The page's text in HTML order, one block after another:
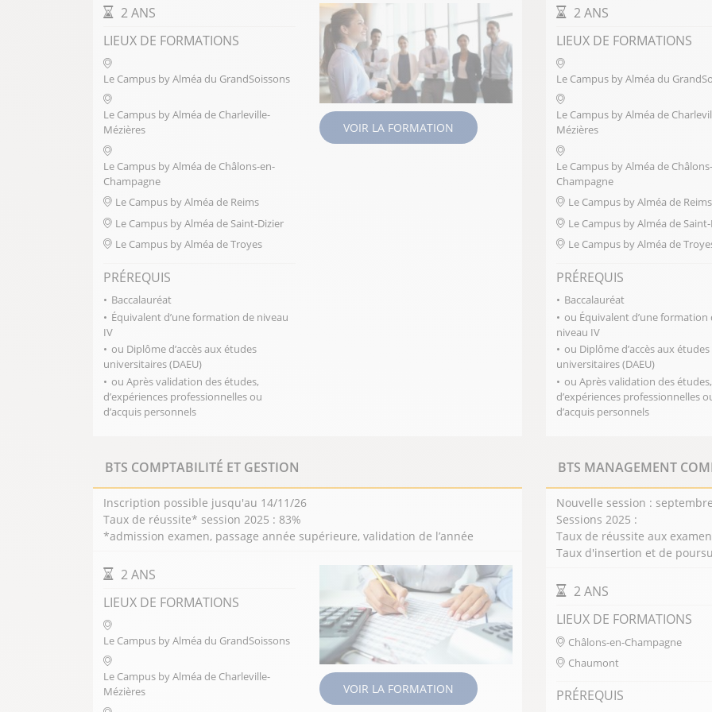
DURÉE DE LA FORMATION
2 ANS
LIEUX DE FORMATIONS
Le Campus by Alméa du GrandSoissons
Le Campus by Alméa de Charleville-
Mézières
Le Campus by Alméa de Châlons-en-
Champagne
Le Campus by Alméa de Reims
Le Campus by Alméa de Saint-Dizier
Le Campus by Alméa de Troyes
PRÉREQUIS
Baccalauréat
Équivalent d’une formation de niveau
IV
ou Diplôme d’accès aux études
universitaires (DAEU)
ou Après validation des études,
d’expériences professionnelles ou
d’acquis personnels
VOIR LA FORMATION
DURÉE DE LA
2 ANS
LIEUX DE FORMATIONS
Le Campus by Alméa du
Le Campus by Alméa de
Mézières
Le Campus by Alméa de
Champagne
Le Campus by Alméa de Reims
Le Campus by Alméa de
Le Campus by Alméa de
PRÉREQUIS
Baccalauréat
ou Équivalent d’une formation
niveau IV
ou Diplôme d’accès aux études
universitaires (DAEU)
ou Après validation des études,
d’expériences professionnelles
d’acquis personnels
BTS COMPTABILITÉ ET GESTION
Inscription possible jusqu'au 14/11/26
Taux de réussite* session 2025 : 83%
*admission examen, passage année supérieure, validation de l’année
DURÉE DE LA FORMATION
2 ANS
LIEUX DE FORMATIONS
Le Campus by Alméa du GrandSoissons
Le Campus by Alméa de Charleville-
Mézières
VOIR LA FORMATION
BTS MANAGEMENT
Nouvelle session :
Sessions 2025 :
Taux de réussite aux
Taux d'insertion et de
DURÉE DE LA
2 ANS
LIEUX DE FORMATIONS
Châlons-en-Champagne
Chaumont
PRÉREQUIS